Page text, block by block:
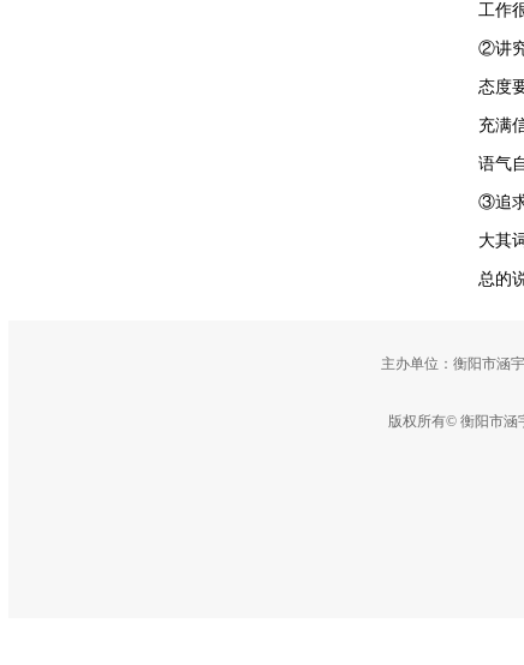
工作
②讲
态度
充满
语气
③追
大其
总的
主办单位：衡阳市涵
版权所有© 衡阳市涵